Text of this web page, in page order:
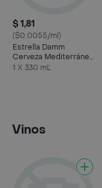
$ 1,81
($0.0055/ml)
Estrella Damm
Cerveza Mediterránea
de Malta y Arroz
1 X 330 mL
Vinos